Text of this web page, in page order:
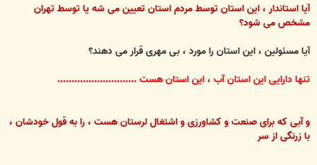
آیا استاندار ، این استان توسط مردم استان تعیین می شه یا توسط تهران
مشخص می شود؟
آیا مسئولین ، این استان را مورد ، بی مهری قرار می دهند؟
تنها دارایی این استان آب ، این استان هست ............................
و آبی که برای صنعت و کشاورزی و اشتغال لرستان هست ، را به قول خودشان ،
با زرنگی از سر